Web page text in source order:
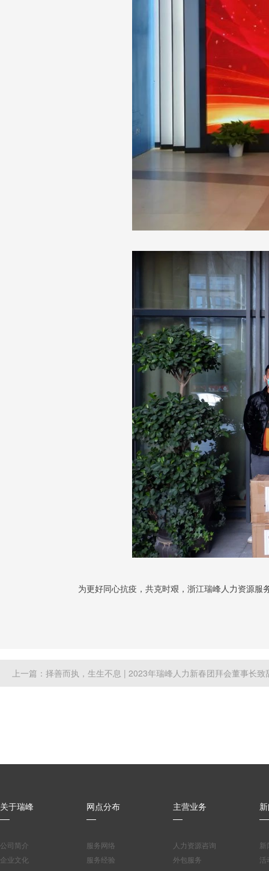
为更好同心抗疫，共克时艰，浙江瑞峰人力资源
上一篇：择善而执，生生不息 | 2023年瑞峰人力新春团拜会董事长致
关于瑞峰
公司简介
企业文化
网点分布
服务网络
服务经验
主营业务
人力资源咨询
外包服务
新
活